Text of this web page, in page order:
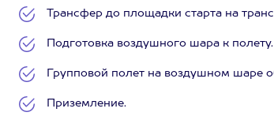
Трансфер до площадки старта на
Подготовка воздушного шара к полету.
Групповой полет на воздушном шаре
Приземление.